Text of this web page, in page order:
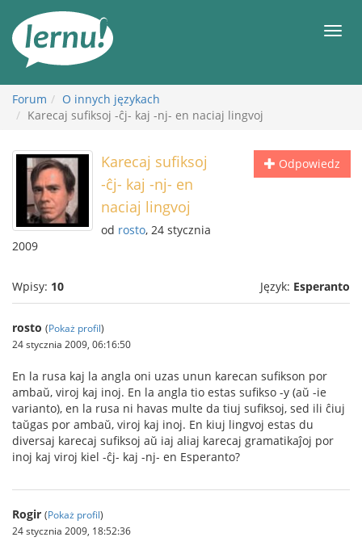
Forum
O innych językach
Karecaj sufiksoj -ĉj- kaj -nj- en naciaj lingvoj
Odpowiedz
Karecaj sufiksoj
-ĉj- kaj -nj- en
naciaj lingvoj
od rosto, 24 stycznia
2009
Wpisy: 10 Język: Esperanto
rosto (Pokaż profil)
24 stycznia 2009, 06:16:50
En la rusa kaj la angla oni uzas unun karecan sufikson por
ambaŭ, viroj kaj inoj. En la angla tio estas sufikso -y (aŭ -ie
varianto), en la rusa ni havas multe da tiuj sufiksoj, sed ili ĉiuj
taŭgas por ambaŭ, viroj kaj inoj. En kiuj lingvoj estas du
diversaj karecaj sufiksoj aŭ iaj aliaj karecaj gramatikaĵoj por
inoj kaj viroj kiel -ĉj- kaj -nj- en Esperanto?
Rogir (Pokaż profil)
24 stycznia 2009, 18:52:36